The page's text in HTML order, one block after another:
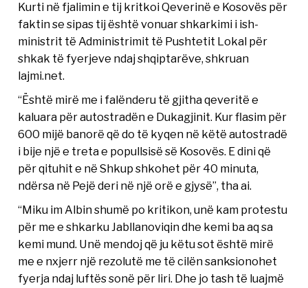
Kurti në fjalimin e tij kritkoi Qeverinë e Kosovës për
faktin se sipas tij është vonuar shkarkimi i ish-
ministrit të Administrimit të Pushtetit Lokal për
shkak të fyerjeve ndaj shqiptarëve, shkruan
lajmi.net.
“Është mirë me i falënderu të gjitha qeveritë e
kaluara për autostradën e Dukagjinit. Kur flasim për
600 mijë banorë që do të kyqen në këtë autostradë
i bije një e treta e popullsisë së Kosovës. E dini që
për qituhit e në Shkup shkohet për 40 minuta,
ndërsa në Pejë deri në një orë e gjysë”, tha ai.
“Miku im Albin shumë po kritikon, unë kam protestu
për me e shkarku Jabllanoviqin dhe kemi ba aq sa
kemi mund. Unë mendoj që ju këtu sot është mirë
me e nxjerr një rezolutë me të cilën sanksionohet
fyerja ndaj luftës sonë për liri. Dhe jo tash të luajmë